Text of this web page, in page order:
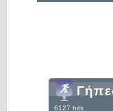
6127 hits